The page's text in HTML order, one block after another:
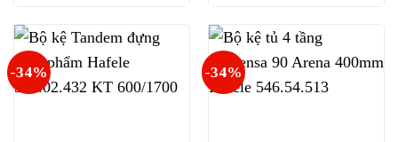
14.020.000₫.
-34% -34%